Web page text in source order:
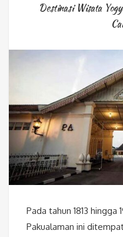
Destinasi Wisata
Pada tahun 1813
Pakualaman ini